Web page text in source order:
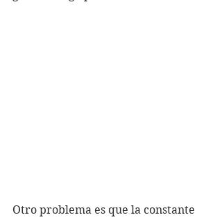
Otro problema es que la constante